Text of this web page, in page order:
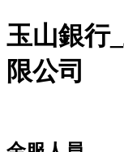
玉山銀行
限公司